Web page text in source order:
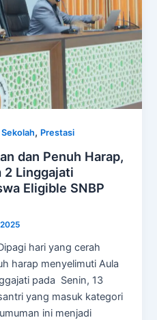
, Prestasi
dan Penuh Harap,
2 Linggajati
Eligible SNBP
hari yang cerah
harap menyelimuti Aula
pada Senin, 13
yang masuk kategori
ini menjadi